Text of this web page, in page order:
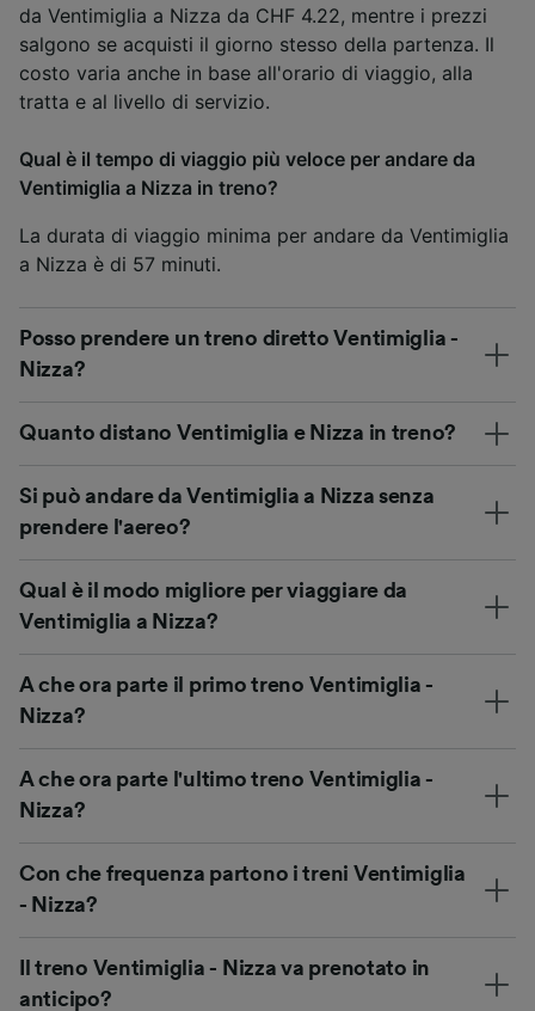
da Ventimiglia a Nizza da CHF 4.22, mentre i prezzi
salgono se acquisti il giorno stesso della partenza. Il
costo varia anche in base all'orario di viaggio, alla
tratta e al livello di servizio.
Qual è il tempo di viaggio più veloce per andare da
Ventimiglia a Nizza in treno?
La durata di viaggio minima per andare da Ventimiglia
a Nizza è di 57 minuti.
Posso prendere un treno diretto Ventimiglia -
Nizza?
Quanto distano Ventimiglia e Nizza in treno?
Si può andare da Ventimiglia a Nizza senza
prendere l'aereo?
Qual è il modo migliore per viaggiare da
Ventimiglia a Nizza?
A che ora parte il primo treno Ventimiglia -
Nizza?
A che ora parte l'ultimo treno Ventimiglia -
Nizza?
Con che frequenza partono i treni Ventimiglia
- Nizza?
Il treno Ventimiglia - Nizza va prenotato in
anticipo?